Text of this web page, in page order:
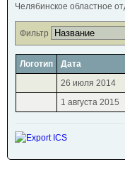
Челябинское областное
Фильтр
Логотип Дата
26 июля 2014
1 августа 2015